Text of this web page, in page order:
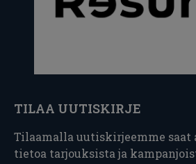
TILAA UUTISKIRJE
Tilaamalla uutiskirjeemme saat
tietoa tarjouksista ja